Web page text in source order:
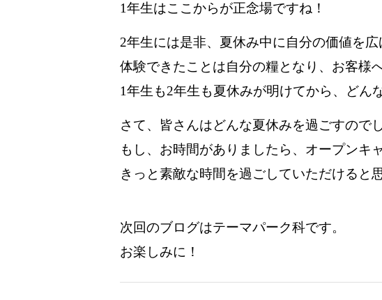
1年生はここからが正念場ですね！
2年生には是非、夏休み中に自分の価値を広
体験できたことは自分の糧となり、お客様
1年生も2年生も夏休みが明けてから、どん
さて、皆さんはどんな夏休みを過ごすので
もし、お時間がありましたら、オープンキ
きっと素敵な時間を過ごしていただけると
次回のブログはテーマパーク科です。
お楽しみに！